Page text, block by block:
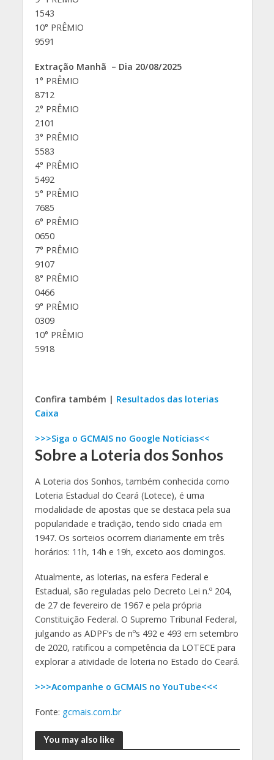
1543
10° PRÊMIO
9591
Extração Manhã – Dia 20/08/2025
1° PRÊMIO
8712
2° PRÊMIO
2101
3° PRÊMIO
5583
4° PRÊMIO
5492
5° PRÊMIO
7685
6° PRÊMIO
0650
7° PRÊMIO
9107
8° PRÊMIO
0466
9° PRÊMIO
0309
10° PRÊMIO
5918
Confira também | Resultados das loterias
Caixa
>>>Siga o GCMAIS no Google Notícias<<
Sobre a Loteria dos Sonhos
A Loteria dos Sonhos, também conhecida como
Loteria Estadual do Ceará (Lotece), é uma
modalidade de apostas que se destaca pela sua
popularidade e tradição, tendo sido criada em
1947. Os sorteios ocorrem diariamente em três
horários: 11h, 14h e 19h, exceto aos domingos.
Atualmente, as loterias, na esfera Federal e
Estadual, são reguladas pelo Decreto Lei n.º 204,
de 27 de fevereiro de 1967 e pela própria
Constituição Federal. O Supremo Tribunal Federal,
julgando as ADPF’s de nºs 492 e 493 em setembro
de 2020, ratificou a competência da LOTECE para
explorar a atividade de loteria no Estado do Ceará.
>>>Acompanhe o GCMAIS no YouTube<<<
Fonte: gcmais.com.br
You may also like